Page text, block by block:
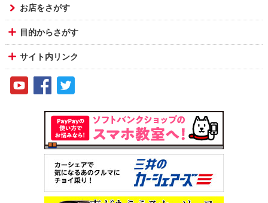
お店をさがす
目的からさがす
サイト内リンク